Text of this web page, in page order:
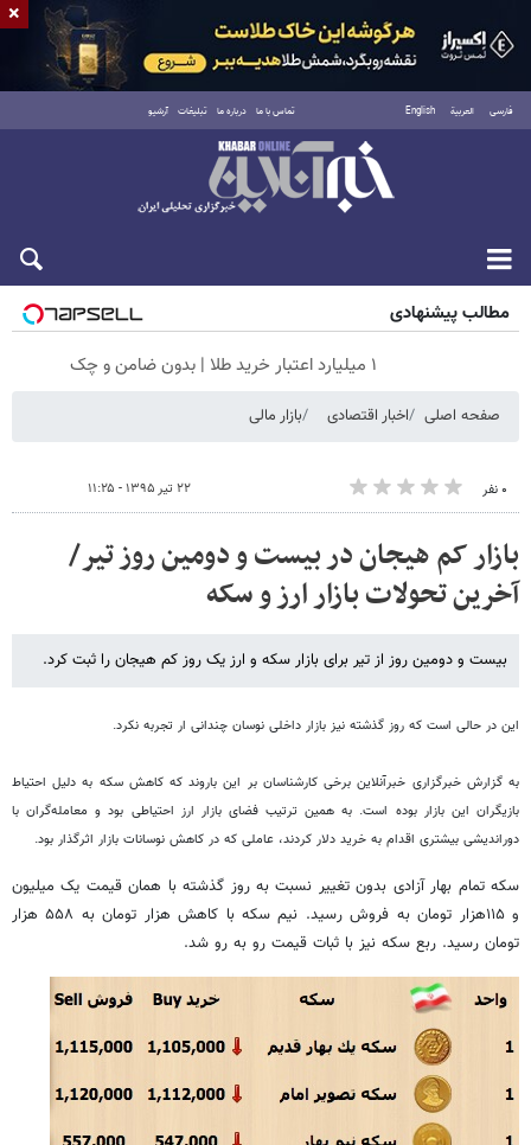
فارسی العربية English تماس با ما درباره ما تبلیغات آرشیو
جمعه ۱۶ مرداد ۱۴۰۵
مطالب پیشنهادی
۱ میلیارد اعتبار خرید طلا | بدون ضامن و چک
صفحه اصلی اخبار اقتصادی بازار مالی
۰ نفر ۲۲ تیر ۱۳۹۵ - ۱۱:۲۵
بازار کم هیجان در بیست و دومین روز تیر/
آخرین تحولات بازار ارز و سکه
بیست و دومین روز از تیر برای بازار سکه و ارز یک روز کم هیجان را ثبت کرد.
این در حالی است که روز گذشته نیز بازار داخلی نوسان چندانی ار تجربه نکرد.
به گزارش خبرگزاری خبرآنلاین برخی کارشناسان بر این باروند که کاهش سکه به دلیل احتیاط
بازیگران این بازار بوده است. به همین ترتیب فضای بازار ارز احتیاطی بود و معامله‌گران با
دوراندیشی بیشتری اقدام به خرید دلار کردند، عاملی که در کاهش نوسانات بازار اثرگذار بود.
سکه تمام بهار آزادی بدون تغییر نسبت به روز گذشته با همان قیمت یک میلیون
و ۱۱۵هزار تومان به فروش رسید. نیم سکه با کاهش هزار تومان به ۵۵۸ هزار
تومان رسید. ربع سکه نیز با ثبات قیمت رو به رو شد.
×